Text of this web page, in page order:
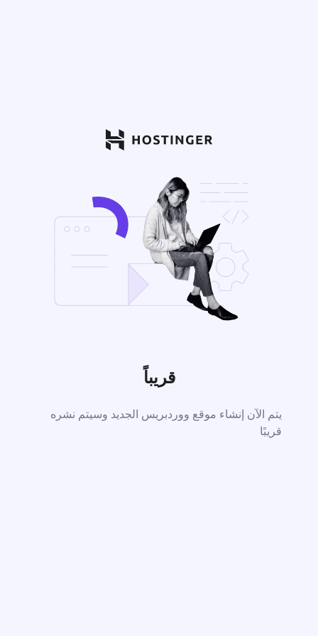
قريباً
يتم الآن إنشاء موقع ووردبريس الجديد وسيتم نشره
قريبًا